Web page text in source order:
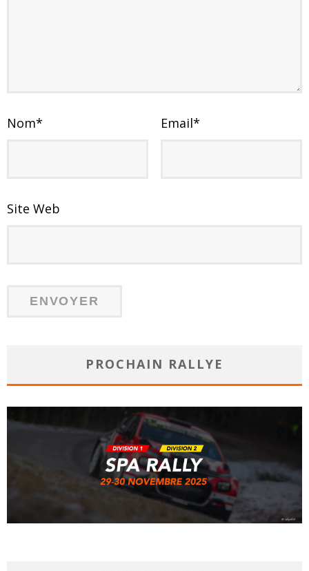
Nom* Email*
Site Web
PROCHAIN RALLYE